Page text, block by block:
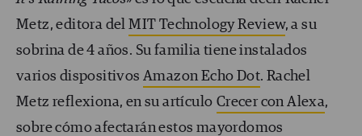
Metz, editora delMIT Technology Review, a su
sobrina de 4 años. Su familia tiene instalados
varios dispositivos Amazon Echo Dot. Rachel
Metz reflexiona, en su artículo Crecer con Alexa,
sobre cómo afectarán estos mayordomos